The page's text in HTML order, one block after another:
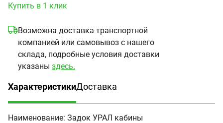
Купить в 1 клик
Возможна доставка транспортной
компанией или самовывоз с нашего
склада, подробные условия доставки
указаны здесь.
Характеристики
(активная вкладка)
Доставка
Наименование: Задок УРАЛ кабины